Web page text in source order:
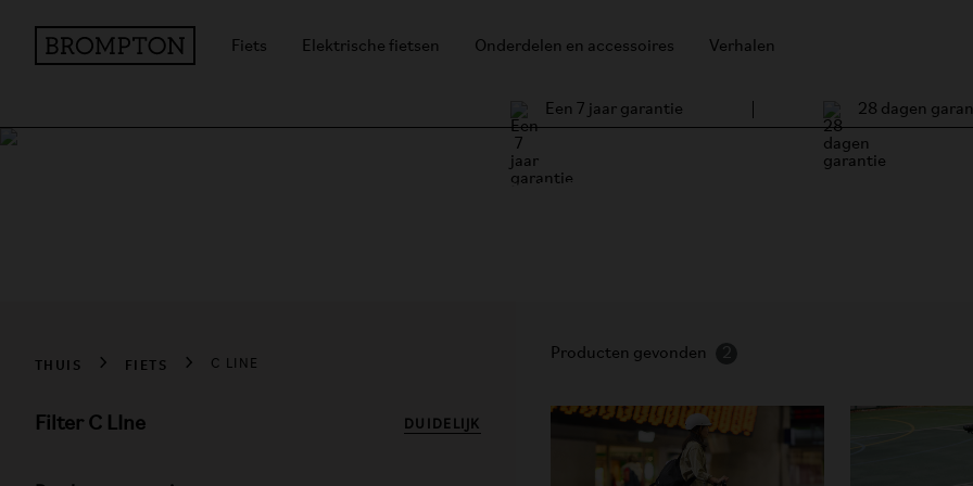
Fiets Elektrische fietsen Onderdelen en accessoires Verhalen
Een 7 jaar garantie 28 dagen
THUIS FIETS C LINE
Filter C LIne DUIDELIJK
Producten gevonden 2